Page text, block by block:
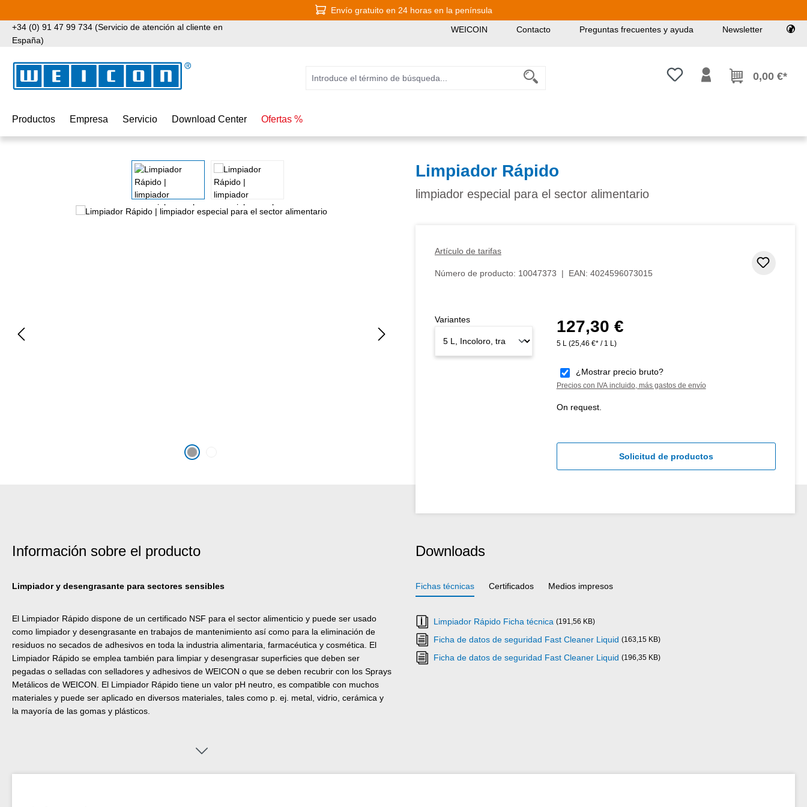
Envío gratuito en 24 horas en la península
+34 (0) 91 47 99 734 (Servicio de atención al cliente en
España)
WEICOIN Contacto Preguntas frecuentes y ayuda Newsletter
Tienes 0 artículos en tu lista de
0,00 €*
Productos Empresa Servicio Download Center Ofertas %
Limpiador Rápido
limpiador especial para el sector alimentario
Artículo de tarifas
Número de producto: 10047373 | EAN: 4024596073015
Precio normal:
127,30 €
5 L (25,46 €* / 1 L)
¿Mostrar precio bruto?
Precios con IVA incluido, más gastos de envío
On request.
Variantes
Solicitud de productos
Información sobre el producto
Limpiador y desengrasante para sectores sensibles
El Limpiador Rápido dispone de un certificado NSF para el sector alimenticio y puede ser usado
como limpiador y desengrasante en trabajos de mantenimiento así como para la eliminación de
residuos no secados de adhesivos en toda la industria alimentaria, farmacéutica y cosmética. El
Limpiador Rápido se emplea también para limpiar y desengrasar superficies que deben ser
pegadas o selladas con selladores y adhesivos de WEICON o que se deben recubrir con los Sprays
Metálicos de WEICON. El Limpiador Rápido tiene un valor pH neutro, es compatible con muchos
materiales y puede ser aplicado en diversos materiales, tales como p. ej. metal, vidrio, cerámica y
la mayoría de las gomas y plásticos.
Downloads
Fichas técnicas Certificados Medios impresos
Limpiador Rápido Ficha técnica (191,56 KB)
Ficha de datos de seguridad Fast Cleaner Liquid (163,15 KB)
Ficha de datos de seguridad Fast Cleaner Liquid (196,35 KB)